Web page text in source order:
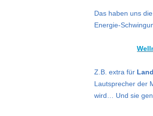
Das haben uns
Energie-
Z.B. extra für
Lautsprecher der
wird… Und sie